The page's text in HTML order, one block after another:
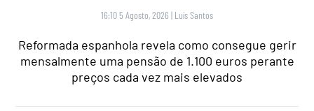
16:10 5 Agosto, 2026 | Luís Santos
Reformada espanhola revela como consegue gerir
mensalmente uma pensão de 1.100 euros perante
preços cada vez mais elevados